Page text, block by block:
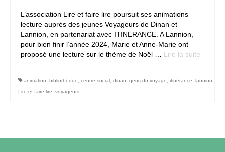
Contact
L’association Lire et faire lire poursuit ses animations
lecture auprès des jeunes Voyageurs de Dinan et
Lannion, en partenariat avec ITINERANCE. A Lannion,
pour bien finir l’année 2024, Marie et Anne-Marie ont
proposé une lecture sur le thème de Noël … Lire la suite­­
animation bibliothèque centre social dinan gens du voyage itinérance lannion
Lire et faire lire
voyageurs